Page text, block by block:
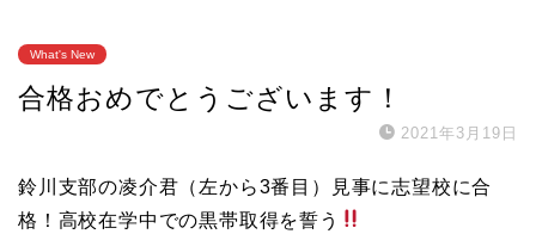
What's New
合格おめでとうございます！
2021年3月19日
鈴川支部の凌介君（左から3番目）見事に志望校に合
格！高校在学中での黒帯取得を誓う